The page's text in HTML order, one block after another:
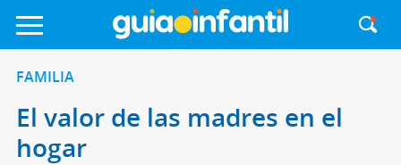
FAMILIA
El valor de las madres en el
hogar